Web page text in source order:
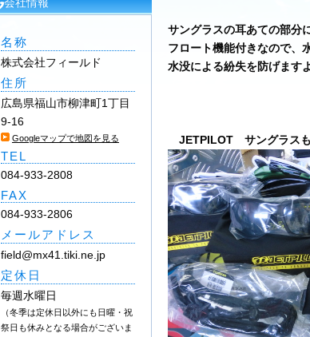
サングラスの耳あての部分
フロート機能付きなので、
水没による紛失を防げます
JETPILOT サングラスも
名称
株式会社フィールド
住所
広島県福山市柳津町1丁目
9-16
Googleマップで地図を見る
TEL
084-933-2808
FAX
084-933-2806
メールアドレス
field@mx41.tiki.ne.jp
定休日
毎週水曜日
（冬季は定休日以外にも日曜・祝
祭日も休みとなる場合がございま